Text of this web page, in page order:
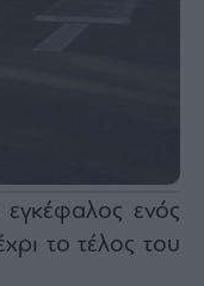
ενός
το τέλος του